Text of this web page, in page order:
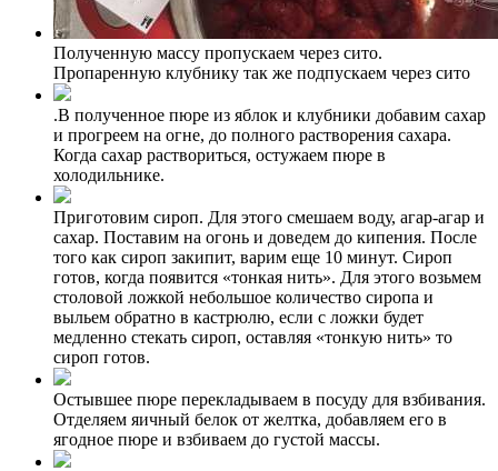
Полученную массу пропускаем через сито.
Пропаренную клубнику так же подпускаем через сито
.В полученное пюре из яблок и клубники добавим сахар
и прогреем на огне, до полного растворения сахара.
Когда сахар раствориться, остужаем пюре в
холодильнике.
Приготовим сироп. Для этого смешаем воду, агар-агар и
сахар. Поставим на огонь и доведем до кипения. После
того как сироп закипит, варим еще 10 минут. Сироп
готов, когда появится «тонкая нить». Для этого возьмем
столовой ложкой небольшое количество сиропа и
выльем обратно в кастрюлю, если с ложки будет
медленно стекать сироп, оставляя «тонкую нить» то
сироп готов.
Остывшее пюре перекладываем в посуду для взбивания.
Отделяем яичный белок от желтка, добавляем его в
ягодное пюре и взбиваем до густой массы.